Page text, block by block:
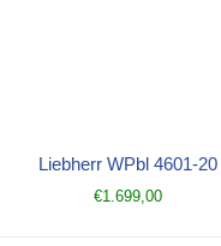
Liebherr WPbl 4601-20
€1.699,00